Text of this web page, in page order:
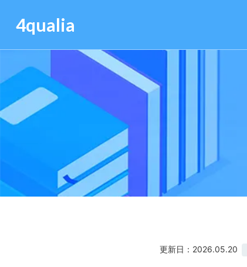
4qualia
更新日：2026.05.20